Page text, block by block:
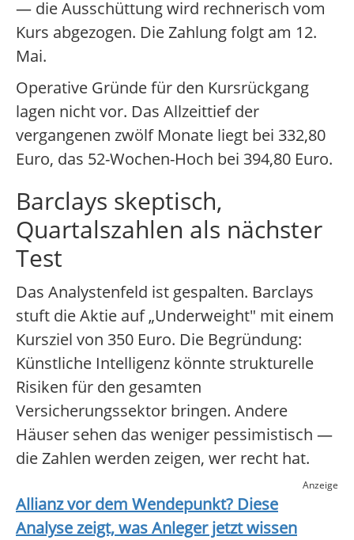
— die Ausschüttung wird rechnerisch vom
Kurs abgezogen. Die Zahlung folgt am 12.
Mai.
Operative Gründe für den Kursrückgang
lagen nicht vor. Das Allzeittief der
vergangenen zwölf Monate liegt bei 332,80
Euro, das 52-Wochen-Hoch bei 394,80 Euro.
Barclays skeptisch,
Quartalszahlen als nächster
Test
Das Analystenfeld ist gespalten. Barclays
stuft die Aktie auf „Underweight" mit einem
Kursziel von 350 Euro. Die Begründung:
Künstliche Intelligenz könnte strukturelle
Risiken für den gesamten
Versicherungssektor bringen. Andere
Häuser sehen das weniger pessimistisch —
die Zahlen werden zeigen, wer recht hat.
Anzeige
Allianzvor dem Wendepunkt? Diese
Analyse zeigt, was Anleger jetzt wissen